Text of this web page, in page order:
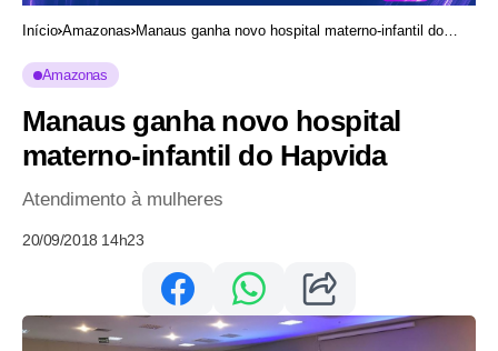
Início Amazonas Manaus ganha novo hospital materno-infantil do
Amazonas
Manaus ganha novo hospital
materno-infantil do Hapvida
Atendimento à mulheres
20/09/2018 14h23